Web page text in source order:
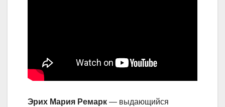
Эрих Мария Ремарк — выдающийся